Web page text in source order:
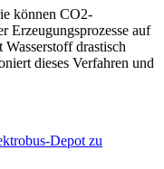
können CO2-
Erzeugungsprozesse auf
drastisch
dieses Verfahren und
Depot zu